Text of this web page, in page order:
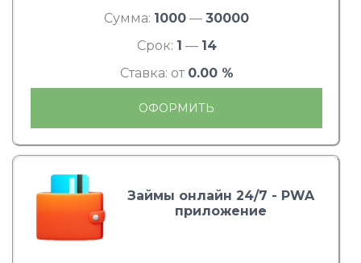
Сумма: 1000 — 30000
Срок: 1 — 14
Ставка: от 0.00 %
ОФОРМИТЬ
Займы онлайн 24/7 - PWA
приложение